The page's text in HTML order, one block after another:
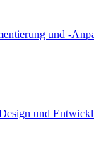
und -
und